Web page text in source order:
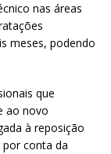
nas áreas
meses, podendo
que
ao novo
à reposição
conta da